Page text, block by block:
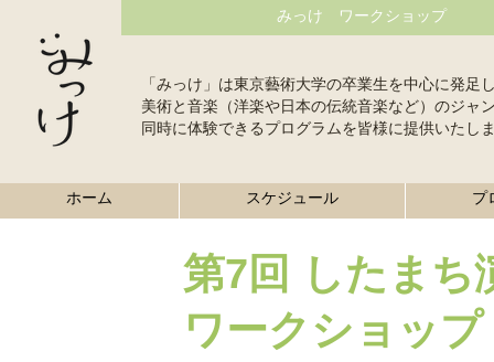
みっけ ワークショップ
「みっけ」は東京藝術大学の卒業生を中心に発足
美術と音楽（洋楽や日本の伝統音楽など）のジャ
同時に体験できるプログラムを皆様に提供いたし
ホーム スケジュール プ
第7回 したまち
ワークショッ